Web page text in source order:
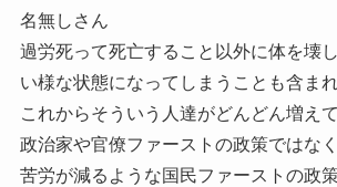
名無しさん
過労死って死亡すること以外に体を壊
い様な状態になってしまうことも含ま
これからそういう人達がどんどん増え
政治家や官僚ファーストの政策ではな
苦労が減るような国民ファーストの政